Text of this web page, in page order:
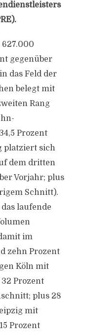
gegenüber
das Feld der
belegt mit
Rang
Prozent
platziert sich
dem dritten
Vorjahr; plus
Schnitt).
laufende
im
zehn Prozent
Köln mit
Prozent
plus 28
mit
Prozent